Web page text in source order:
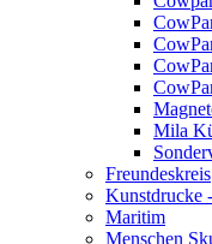
Mila
Freundeskreis
Kunstdrucke
Maritim
Menschen